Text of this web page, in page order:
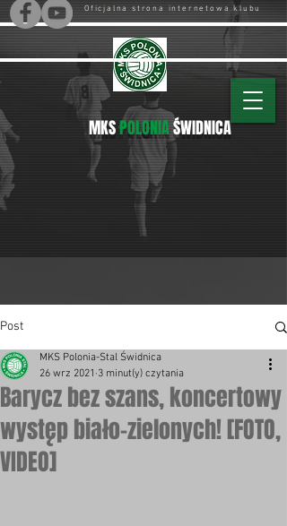
Oficjalna strona internetowa klubu
MKSPOLONIAŚWIDNICA
Post
Barycz bez szans, koncertowy
występ biało-zielonych! [FOTO,
VIDEO]
MKS Polonia-Stal Świdnica
26 wrz 2021 3 minut(y) czytania